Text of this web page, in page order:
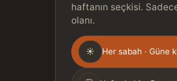
haftanın seçkisi.
olanı.
Gönderim
sıklığı
☀ Her sabah · Güne